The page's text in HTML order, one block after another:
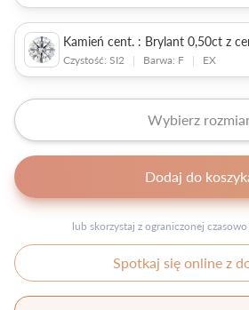
Kamień cent. : Brylant 0,50ct z
Czystość: SI2 | Barwa: F | EX
Wybierz
Dodaj do
lub skorzystaj z ograniczonej
Spotkaj się online z